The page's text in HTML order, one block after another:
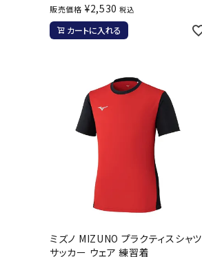
販売価格 ¥2,530 税込
カートに入れる
ミズノ MIZUNO プラクティスシャツ
サッカー ウェア 練習着